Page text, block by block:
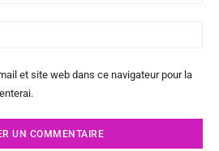
et site web dans ce navigateur pour la